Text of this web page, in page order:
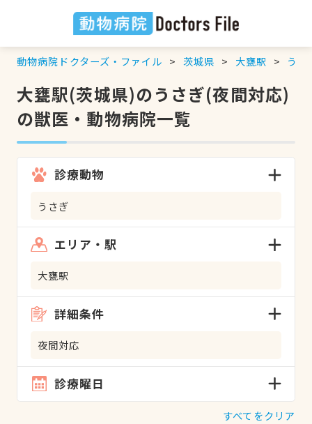
動物病院ドクターズ・ファイル 茨城県 大甕駅 うさ
大甕駅(茨城県)のうさぎ(夜間対応)
の獣医・動物病院一覧
診療動物
うさぎ
エリア・駅
大甕駅
詳細条件
夜間対応
診療曜日
すべてをクリア